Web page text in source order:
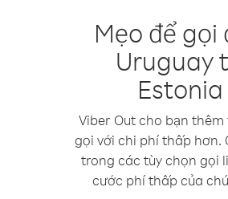
Mẹo để gọi
Uruguay
Estonia
Viber Out cho bạn
gọi với chi phí thấp hơn.
trong các tùy chọn gọi
cước phí thấp của